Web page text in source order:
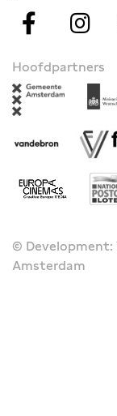
Hoofdpartners
© Development:
Amsterdam